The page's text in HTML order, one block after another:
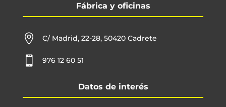
Fábrica y oficinas
 C/ Madrid, 22-28, 50420 Cadrete
 976 12 60 51
Datos de interés